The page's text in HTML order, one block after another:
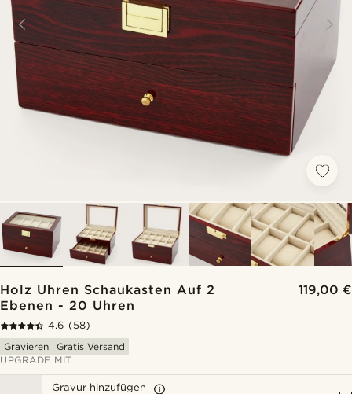
Holz Uhren Schaukasten Auf 2
Ebenen - 20 Uhren
119,00 €
4.6 (58)
Gravieren
Gratis Versand
UPGRADE MIT
Gravur hinzufügen